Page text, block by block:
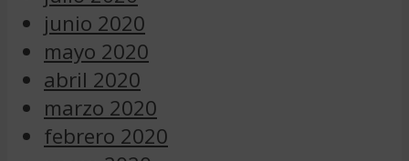
junio 2020
mayo 2020
abril 2020
marzo 2020
febrero 2020